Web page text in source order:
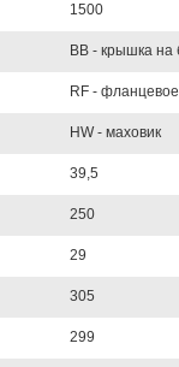
1500
BB - крышка на
RF -
HW - маховик
39,5
250
29
305
299